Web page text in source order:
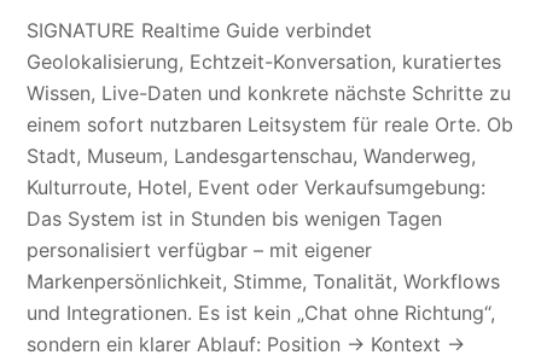
SIGNATURE Realtime Guide verbindet
Geolokalisierung, Echtzeit-Konversation, kuratiertes
Wissen, Live-Daten und konkrete nächste Schritte zu
einem sofort nutzbaren Leitsystem für reale Orte. Ob
Stadt, Museum, Landesgartenschau, Wanderweg,
Kulturroute, Hotel, Event oder Verkaufsumgebung:
Das System ist in Stunden bis wenigen Tagen
personalisiert verfügbar – mit eigener
Markenpersönlichkeit, Stimme, Tonalität, Workflows
und Integrationen. Es ist kein „Chat ohne Richtung“,
sondern ein klarer Ablauf: Position → Kontext →